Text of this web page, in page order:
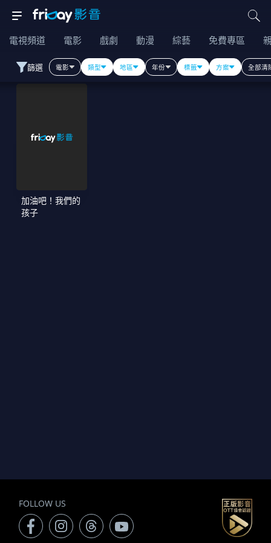
電視頻道 電影 戲劇 動漫 綜藝 免費專區
篩選 電影 類型 地區 年份 標籤 方案 全部清
加油吧！我們的
孩子
FOLLOW US